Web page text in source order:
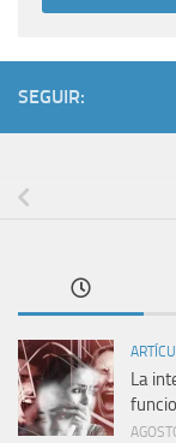
SEGUIR:
La